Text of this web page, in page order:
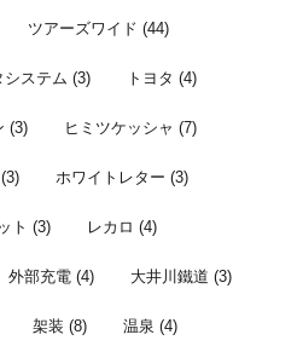
ツアーズワイド (44)
システム (3) トヨタ (4)
(3) ヒミツケッシャ (7)
(3) ホワイトレター (3)
ト (3) レカロ (4)
外部充電 (4) 大井川鐵道 (3)
架装 (8) 温泉 (4)